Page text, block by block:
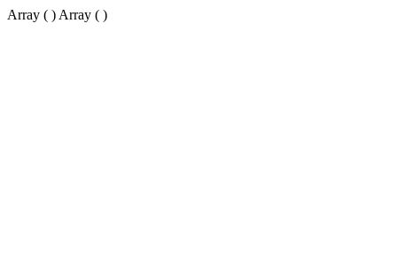
Array ( ) Array ( )